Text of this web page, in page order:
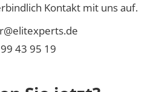
Kontakt mit uns auf.
43 95 19